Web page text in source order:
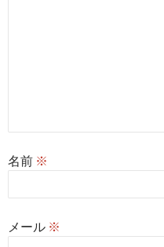
名前 ※
メール ※